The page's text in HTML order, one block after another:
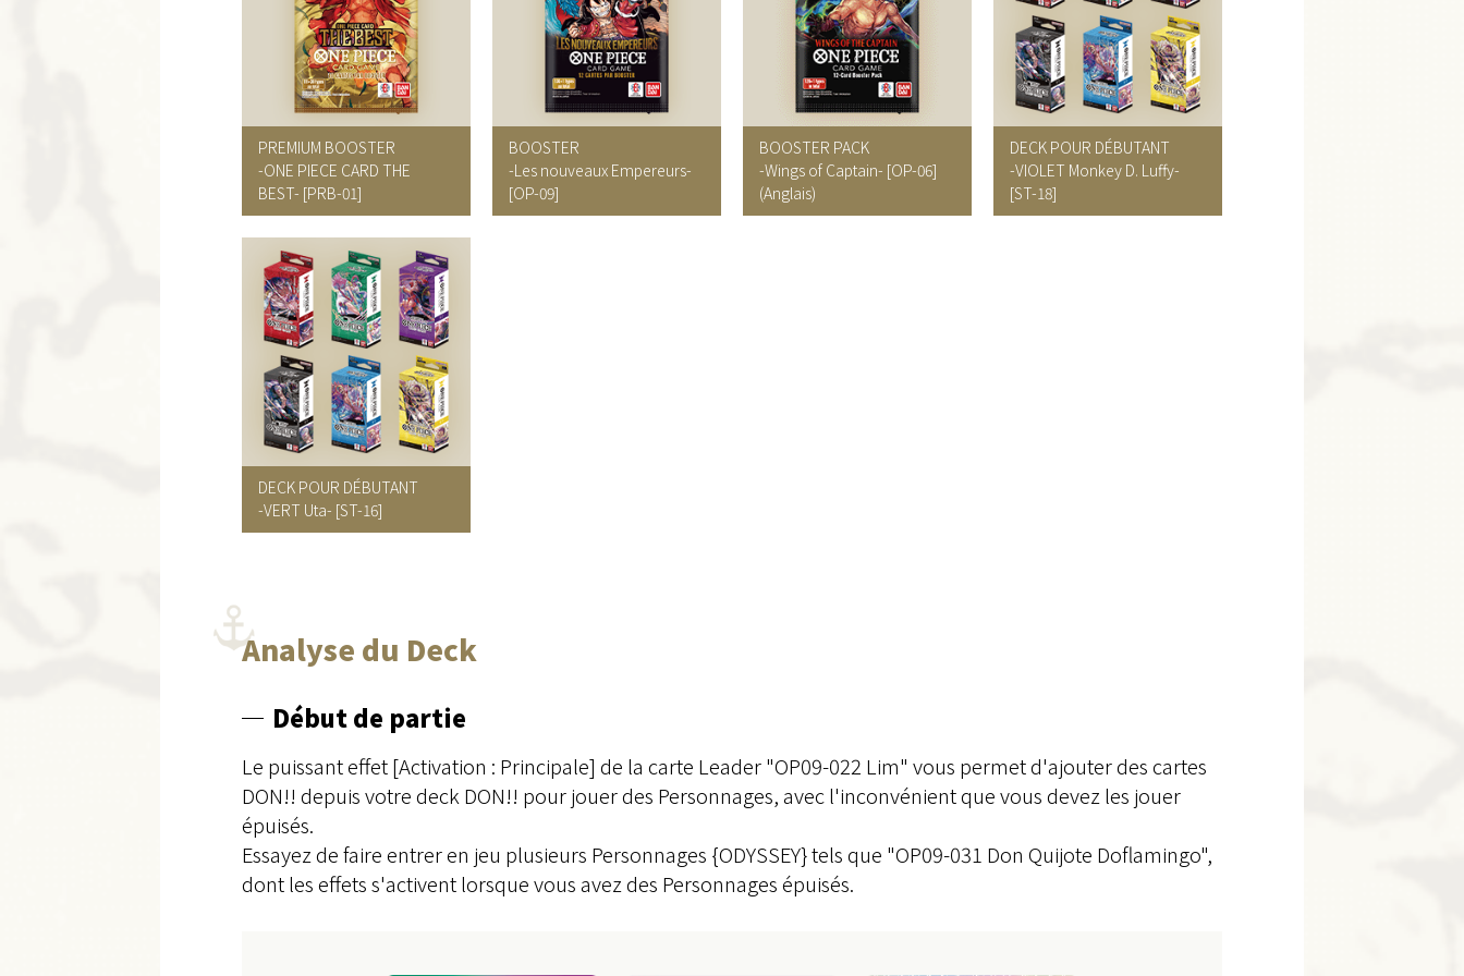
PREMIUM BOOSTER
-ONE PIECE CARD THE
BEST- [PRB-01]
BOOSTER
-Les nouveaux Empereurs-
[OP-09]
BOOSTER PACK
-Wings of Captain- [OP-06]
(Anglais)
DECK POUR DÉBUTANT
-VIOLET Monkey D. Luffy-
[ST-18]
DECK POUR DÉBUTANT
-VERT Uta- [ST-16]
Analyse du Deck
Début de partie
Le puissant effet [Activation : Principale] de la carte Leader "OP09-022 Lim" vous permet d'ajouter des cartes
DON!! depuis votre deck DON!! pour jouer des Personnages, avec l'inconvénient que vous devez les jouer
épuisés.
Essayez de faire entrer en jeu plusieurs Personnages {ODYSSEY} tels que "OP09-031 Don Quijote Doflamingo",
dont les effets s'activent lorsque vous avez des Personnages épuisés.